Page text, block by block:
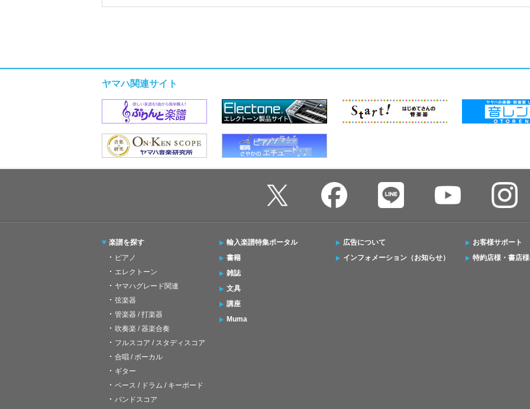
ヤマハ関連サイト
楽譜を探す
ピアノ
エレクトーン
ヤマハグレード関連
弦楽器
管楽器 / 打楽器
吹奏楽 / 器楽合奏
フルスコア / スタディスコア
合唱 / ボーカル
ギター
ベース / ドラム / キーボード
バンドスコア
輸入楽譜特集ポータル
書籍
雑誌
文具
講座
Muma
広告について
インフォメーション（お知らせ）
お客様サポート
特約店様・書店